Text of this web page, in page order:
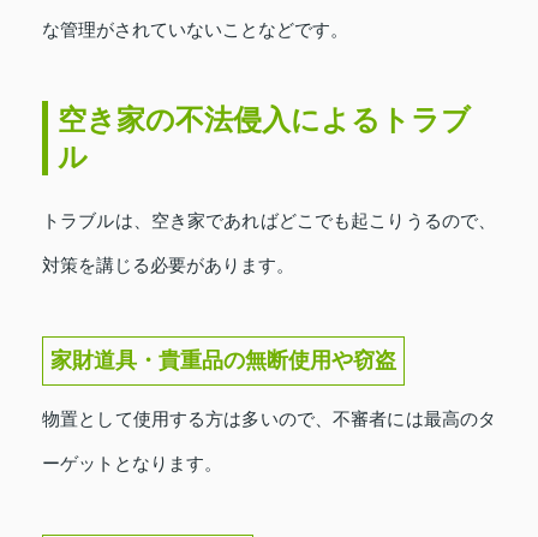
な管理がされていないことなどです。
空き家の不法侵入によるトラブ
ル
トラブルは、空き家であればどこでも起こりうるので、
対策を講じる必要があります。
家財道具・貴重品の無断使用や窃盗
物置として使用する方は多いので、不審者には最高のタ
ーゲットとなります。